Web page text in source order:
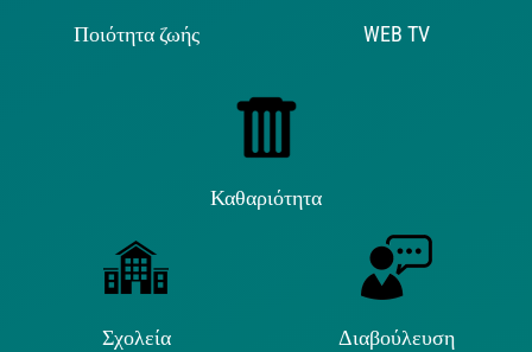
Ποιότητα ζωής WEB TV
Καθαριότητα
Σχολεία Διαβούλευση